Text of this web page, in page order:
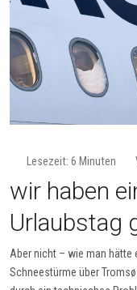
Lesezeit: 6 Minuten
wir haben
Urlaubstag
Aber nicht – wie man hätte
Schneestürme über